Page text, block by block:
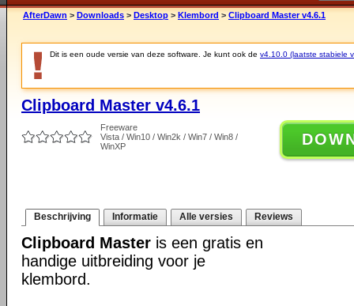
AfterDawn > Downloads > Desktop > Klembord > Clipboard Master v4.6.1
Dit is een oude versie van deze software. Je kunt ook de v4.10.0 (laatste stabiele
Clipboard Master v4.6.1
Freeware
Vista / Win10 / Win2k / Win7 / Win8 /
WinXP
Beschrijving Informatie Alle versies Reviews
Clipboard Master is een gratis en
handige uitbreiding voor je
klembord.